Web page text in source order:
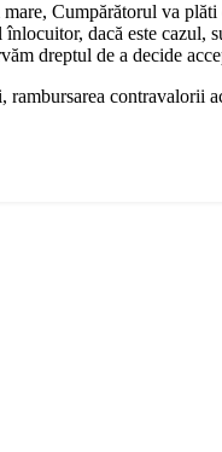
Cumpărătorul va
dacă este cazul,
dreptul de a decide